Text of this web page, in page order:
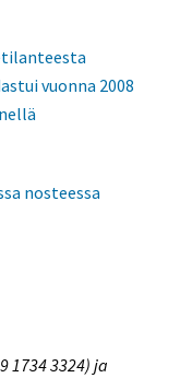
vuonna 2008
nosteessa
1734 3324) ja